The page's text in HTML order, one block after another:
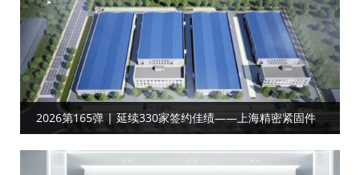
2026第165弹 | 延续330家签约佳绩——上海精密紧固件‌‌‌‌
客户达成工厂目视化合作